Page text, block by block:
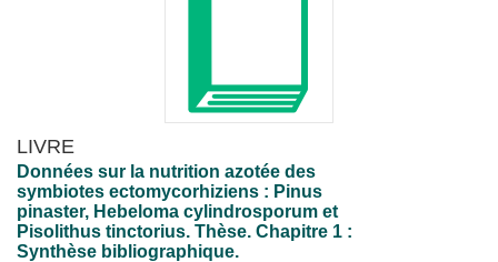
LIVRE
Données sur la nutrition azotée des
symbiotes ectomycorhiziens : Pinus
pinaster, Hebeloma cylindrosporum et
Pisolithus tinctorius. Thèse. Chapitre 1 :
Synthèse bibliographique.